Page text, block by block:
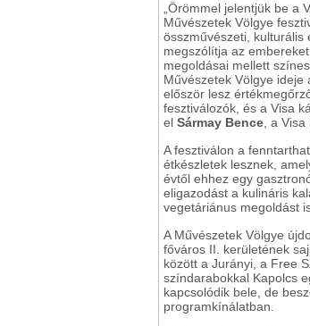
„Örömmel jelentjük be a
Művészetek Völgye
összművészeti,
megszólítja az
megoldásai mellett
Művészetek Völgye ideje
először lesz
fesztiválozók, és a Visa
el Sármay Bence , a
A fesztiválon a
étkészletek lesznek,
évtől ehhez egy
eligazodást a kulináris
vegetáriánus megoldást
A Művészetek Völgye
főváros II. kerületének
között a Jurányi, a Free
színdarabokkal Kapolcs
kapcsolódik bele, de
programkínálatban.